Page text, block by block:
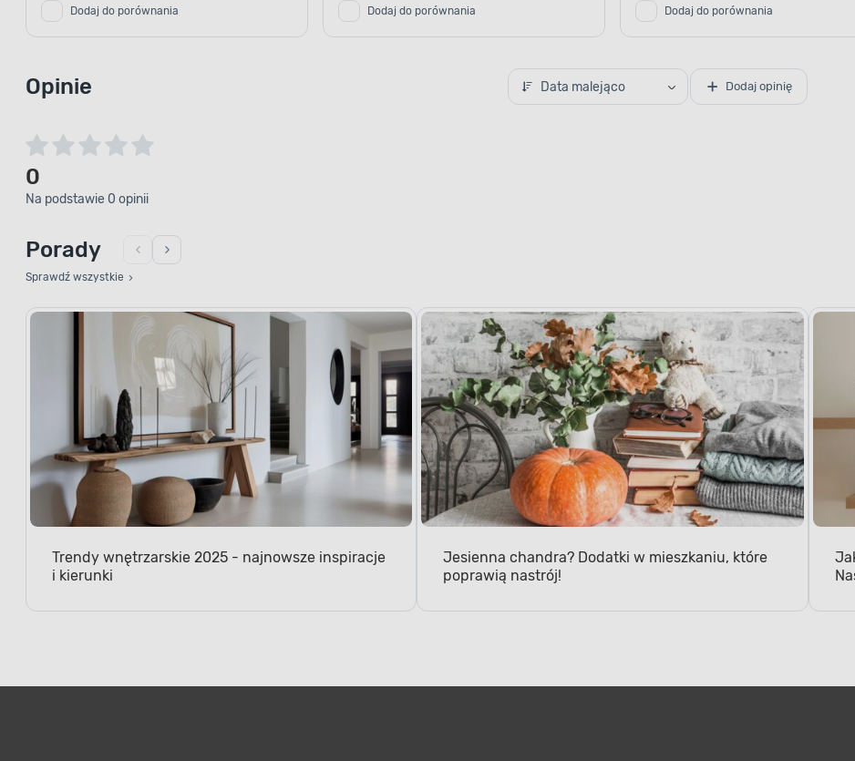
Dodaj do porównania Dodaj do porównania Dodaj do porównania
Opinie Data malejąco Dodaj opinię
0
Na podstawie 0 opinii
Porady
Sprawdź wszystkie
Trendy wnętrzarskie 2025 - najnowsze inspiracje
i kierunki
Jesienna chandra? Dodatki w mieszkaniu, które
poprawią nastrój!